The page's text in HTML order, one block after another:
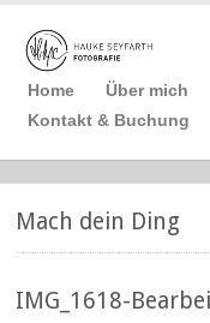
Home Über mich
Kontakt & Buchung
Mach dein Ding
IMG_1618-